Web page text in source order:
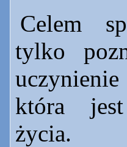
Celem
tylko
która
życia.